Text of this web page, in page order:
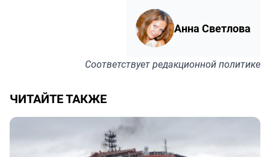
Анна Светлова
Соответствуетредакционной политике
ЧИТАЙТЕ ТАКЖЕ